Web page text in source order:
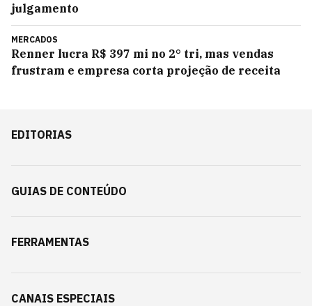
julgamento
MERCADOS
Renner lucra R$ 397 mi no 2° tri, mas vendas
frustram e empresa corta projeção de receita
EDITORIAS
GUIAS DE CONTEÚDO
FERRAMENTAS
CANAIS ESPECIAIS